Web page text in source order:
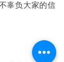
辜负大家的信